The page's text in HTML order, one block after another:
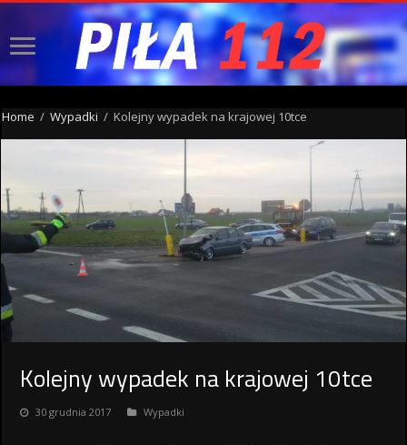
Home / Wypadki / Kolejny wypadek na krajowej 10tce
Kolejny wypadek na krajowej 10tce
30 grudnia 2017 Wypadki